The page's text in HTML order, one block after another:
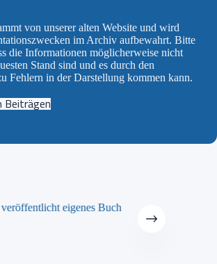
von unserer alten Website und wird
im Archiv aufbewahrt. Bitte
die Informationen möglicherweise nicht
Stand sind und es durch den
Fehlern in der Darstellung kommen kann.
Beiträgen
eigenes Buch